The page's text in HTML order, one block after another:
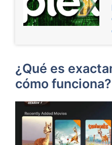
¿Qué es
cómo funciona?